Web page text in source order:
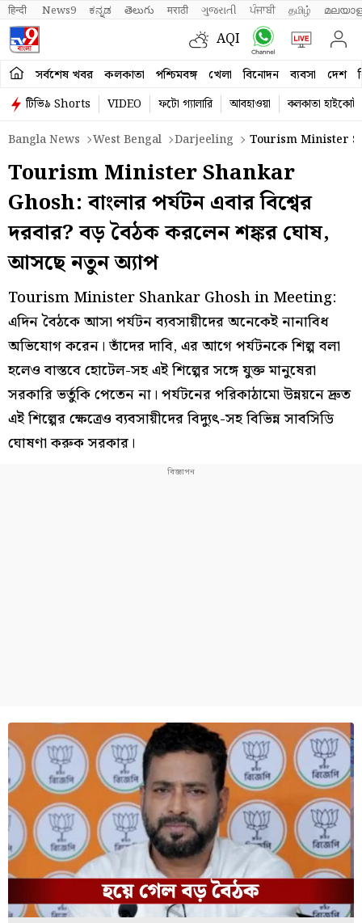
हिन्दी News9 ಕನ್ನಡ తెలుగు मराठी ગુજરાતી ਪੰਜਾਬੀ தமிழ்
AQI
সর্বশেষ খবর কলকাতা পশ্চিমবঙ্গ খেলা বিনোদন ব্যবসা দেশ
টিভি৯ Shorts VIDEO ফটো গ্যালারি আবহাওয়া
কলকাতা হাইকোর্ট
Bangla News
West Bengal Darjeeling Tourism Minister
Tourism Minister Shankar
Ghosh: বাংলার পর্যটন এবার বিশ্বের
দরবার? বড় বৈঠক করলেন শঙ্কর ঘোষ,
আসছে নতুন অ্যাপ
Tourism Minister Shankar Ghosh in Meeting:
এদিন বৈঠকে আসা পর্যটন ব্যবসায়ীদের অনেকেই নানাবিধ
অভিযোগ করেন। তাঁদের দাবি, এর আগে পর্যটনকে শিল্প বলা
হলেও বাস্তবে হোটেল-সহ এই শিল্পের সঙ্গে যুক্ত মানুষেরা
সরকারি ভর্তুকি পেতেন না। পর্যটনের পরিকাঠামো উন্নয়নে দ্রুত
এই শিল্পের ক্ষেত্রেও ব্যবসায়ীদের বিদ্যুৎ-সহ বিভিন্ন সাবসিডি
ঘোষণা করুক সরকার।